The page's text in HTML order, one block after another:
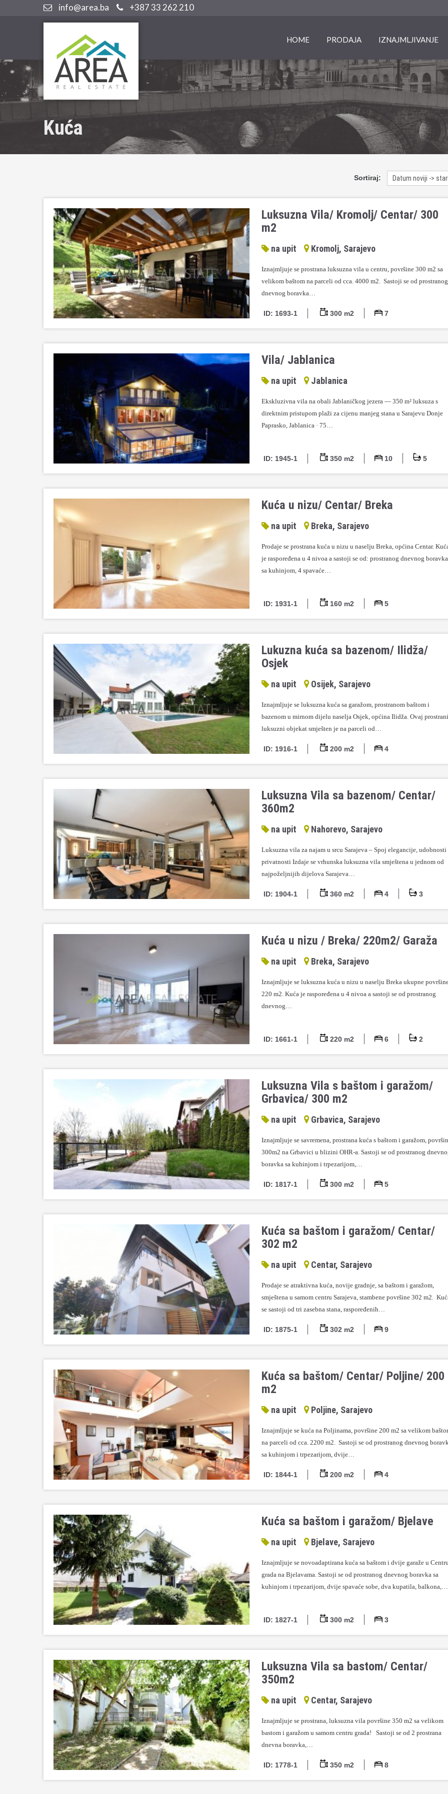
info@area.ba +387 33 262 210
HOME PRODAJA IZNAJMLJIVANJE
Kuća
Sortiraj:
Luksuzna Vila/ Kromolj/ Centar/ 300
m2
na upit Kromolj, Sarajevo
Iznajmljuje se prostrana luksuzna vila u centru, površine 300 m2 sa
velikom baštom na parceli od cca. 4000 m2. Sastoji se od prostranog
dnevnog boravka…
ID: 1693-1 300 m2 7
Vila/ Jablanica
na upit Jablanica
Ekskluzivna vila na obali Jablaničkog jezera — 350 m² luksuza s
direktnim pristupom plaži za cijenu manjeg stana u Sarajevu Donje
Paprasko, Jablanica · 75…
ID: 1945-1 350 m2 10 5
Kuća u nizu/ Centar/ Breka
na upit Breka, Sarajevo
Prodaje se prostrana kuća u nizu u naselju Breka, općina Centar.
je raspoređena u 4 nivoa a sastoji se od: prostranog dnevnog boravka
sa kuhinjom, 4 spavaće…
ID: 1931-1 160 m2 5
Lukuzna kuća sa bazenom/ Ilidža/
Osjek
na upit Osijek, Sarajevo
Iznajmljuje se luksuzna kuća sa garažom, prostranom baštom i
bazenom u mirnom dijelu naselja Osjek, općina Ilidža. Ovaj
luksuzni objekat smješten je na parceli od…
ID: 1916-1 200 m2 4
Luksuzna Vila sa bazenom/ Centar/
360m2
na upit Nahorevo, Sarajevo
Luksuzna vila za najam u srcu Sarajeva – Spoj elegancije,
privatnosti Izdaje se vrhunska luksuzna vila smještena u jednom od
najpoželjnijih dijelova Sarajeva…
ID: 1904-1 360 m2 4 3
Kuća u nizu / Breka/ 220m2/ Garaža
na upit Breka, Sarajevo
Iznajmljuje se luksuzna kuća u nizu u naselju Breka ukupne
220 m2. Kuća je raspoređena u 4 nivoa a sastoji se od prostranog
dnevnog…
ID: 1661-1 220 m2 6 2
Luksuzna Vila s baštom i garažom/
Grbavica/ 300 m2
na upit Grbavica, Sarajevo
Iznajmljuje se savremena, prostrana kuća s baštom i garažom,
300m2 na Grbavici u blizini OHR-a. Sastoji se od prostranog
boravka sa kuhinjom i trpezarijom,…
ID: 1817-1 300 m2 5
Kuća sa baštom i garažom/ Centar/
302 m2
na upit Centar, Sarajevo
Prodaje se atraktivna kuća, novije gradnje, sa baštom i garažom,
smještena u samom centru Sarajeva, stambene površine 302 m2.
se sastoji od tri zasebna stana, raspoređenih…
ID: 1875-1 302 m2 9
Kuća sa baštom/ Centar/ Poljine/ 200
m2
na upit Poljine, Sarajevo
Iznajmljuje se kuća na Poljinama, površine 200 m2 sa velikom
na parceli od cca. 2200 m2. Sastoji se od prostranog dnevnog
sa kuhinjom i trpezarijom, dvije…
ID: 1844-1 200 m2 4
Kuća sa baštom i garažom/ Bjelave
na upit Bjelave, Sarajevo
Iznajmljuje se novoadaptirana kuća sa baštom i dvije garaže u
grada na Bjelavama. Sastoji se od prostranog dnevnog boravka sa
kuhinjom i trpezarijom, dvije spavaće sobe, dva kupatila, balkona,…
ID: 1827-1 300 m2 3
Luksuzna Vila sa bastom/ Centar/
350m2
na upit Centar, Sarajevo
Iznajmljuje se prostrana, luksuzna vila površine 350 m2 sa velikom
bastom i garažom u samom centru grada! Sastoji se od 2 prostrana
dnevna boravka,…
ID: 1778-1 350 m2 8